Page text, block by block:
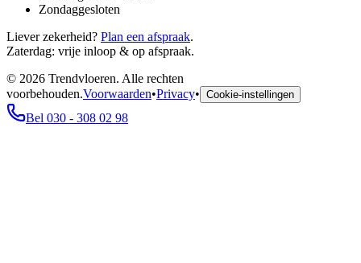
Zondaggesloten
Liever zekerheid? Plan een afspraak.
Zaterdag: vrije inloop & op afspraak.
© 2026 Trendvloeren. Alle rechten
voorbehouden.Voorwaarden•Privacy• Cookie-instellingen
Bel 030 - 308 02 98